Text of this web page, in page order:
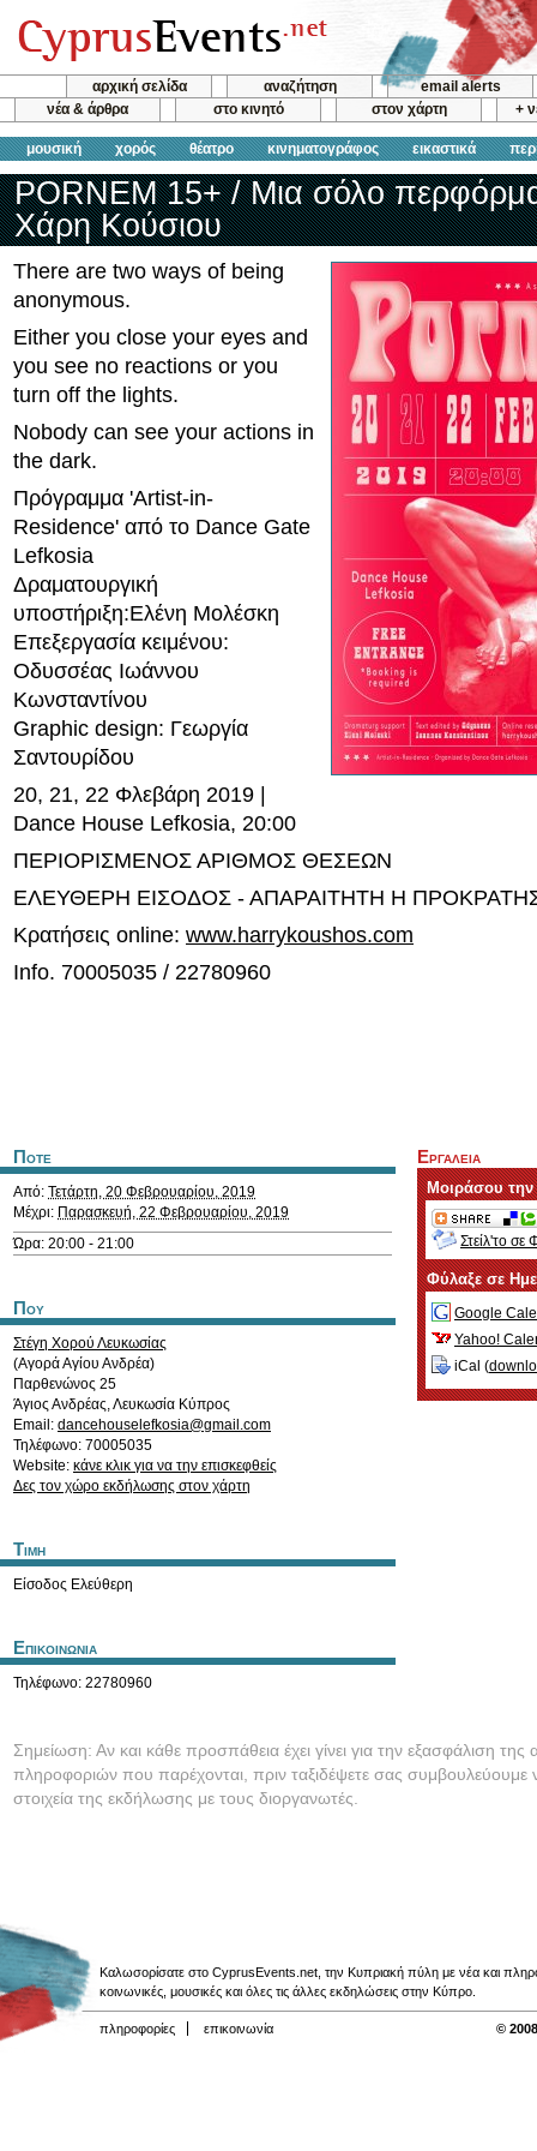
αρχική σελίδα αναζήτηση
email alerts
νέα & άρθρα
στο κινητό στον χάρτη +
μουσική χορός θέατρο κινηματογράφος εικαστικά
PORNEM 15+ / Μια σόλο
Χάρη Κούσιου
There are two ways of being
anonymous.
Either you close your eyes and
you see no reactions or you
turn off the lights.
Nobody can see your actions in
the dark.
Πρόγραμμα 'Artist-in-
Residence' από το Dance Gate
Lefkosia
Δραματουργική
υποστήριξη:Ελένη Μολέσκη
Επεξεργασία κειμένου:
Οδυσσέας Ιωάννου
Κωνσταντίνου
Graphic design: Γεωργία
Σαντουρίδου
20, 21, 22 Φλεβάρη 2019 |
Dance House Lefkosia, 20:00
ΠΕΡΙΟΡΙΣΜΕΝΟΣ ΑΡΙΘΜΟΣ ΘΕΣΕΩΝ
ΕΛΕΥΘΕΡΗ ΕΙΣΟΔΟΣ - ΑΠΑΡΑΙΤΗΤΗ Η
Κρατήσεις online: www.harrykoushos.com
Info. 70005035 / 22780960
Ποτε
Από: Τετάρτη, 20 Φεβρουαρίου, 2019
Μέχρι: Παρασκευή, 22 Φεβρουαρίου, 2019
Ώρα: 20:00 - 21:00
Που
Στέγη Χορού Λευκωσίας
(Αγορά Αγίου Ανδρέα)
Παρθενώνος 25
Άγιος Ανδρέας,Λευκωσία Κύπρος
Email: dancehouselefkosia@gmail.com
Τηλέφωνο: 70005035
Website: κάνε κλικ για να την επισκεφθείς
Δες τον χώρο εκδήλωσης στον χάρτη
Τιμη
Είσοδος Ελεύθερη
Επικοινωνια
Τηλέφωνο: 22780960
Εργαλεια
Μοιράσου
Στείλ'το σε
Φύλαξε σε
Google
Yahoo!
iCal (
Σημείωση: Αν και κάθε προσπάθεια έχει γίνει για την εξασφάλιση της
πληροφοριών που παρέχονται, πριν ταξιδέψετε σας συμβουλεύουμε
στοιχεία της εκδήλωσης με τους διοργανωτές.
Καλωσορίσατε στο CyprusEvents.net, την Κυπριακή πύλη με νέα και
κοινωνικές, μουσικές και όλες τις άλλες εκδηλώσεις στην Κύπρο.
πληροφορίες επικοινωνία ©